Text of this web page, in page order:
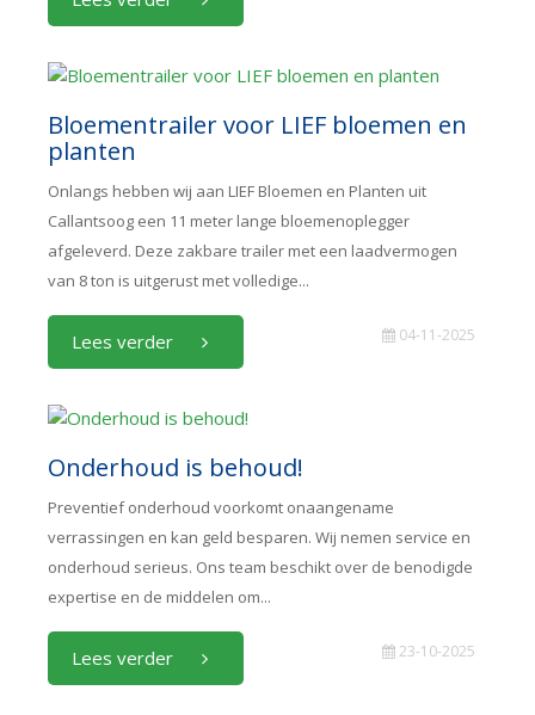
Bloementrailer voor LIEF bloemen en
planten
Onlangs hebben wij aan LIEF Bloemen en Planten uit
Callantsoog een 11 meter lange bloemenoplegger
afgeleverd. Deze zakbare trailer met een laadvermogen
van 8 ton is uitgerust met volledige...
Lees verder 04-11-2025
Onderhoud is behoud!
Preventief onderhoud voorkomt onaangename
verrassingen en kan geld besparen. Wij nemen service en
onderhoud serieus. Ons team beschikt over de benodigde
expertise en de middelen om...
Lees verder 23-10-2025